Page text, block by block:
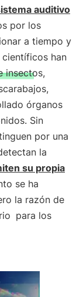
auditivo
por los
a tiempo y
han
insectos,
órganos
Sin
por una
la
su propia
se ha
la razón de
para los